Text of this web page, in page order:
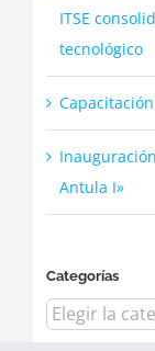
ITSE
tecnológico
Antula I»
Categorías
Categorías